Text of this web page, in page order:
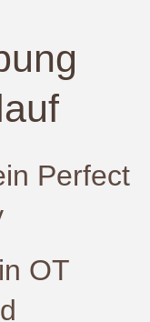
Perfect
OT